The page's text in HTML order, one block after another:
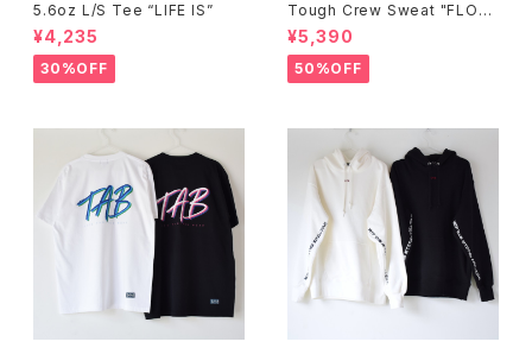
5.6oz L/S Tee “LIFE IS”
¥4,235
30%OFF
Tough Crew Sweat "FLOC
K"
¥5,390
50%OFF